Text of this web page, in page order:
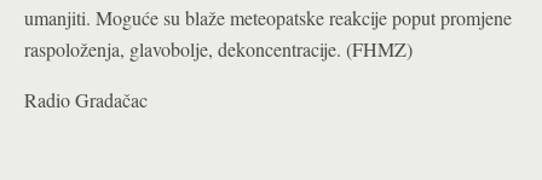
umanjiti. Moguće su blaže meteopatske reakcije poput promjene
raspoloženja, glavobolje, dekoncentracije. (FHMZ)
Radio Gradačac